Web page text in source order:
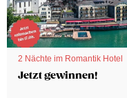
2 Nächte im Romantik Hotel
Jetzt gewinnen!